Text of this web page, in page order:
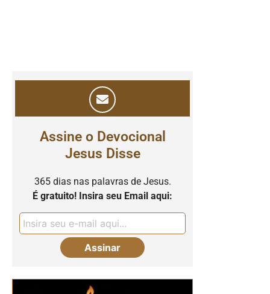
Assine o Devocional
Jesus Disse
365 dias nas palavras de Jesus.
É gratuito! Insira seu Email aqui: